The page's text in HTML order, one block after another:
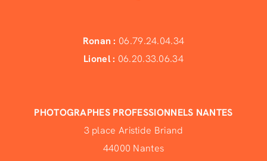
Ronan : 06.79.24.04.34
Lionel : 06.20.33.06.34
PHOTOGRAPHES PROFESSIONNELS NANTES
3 place Aristide Briand
44000 Nantes